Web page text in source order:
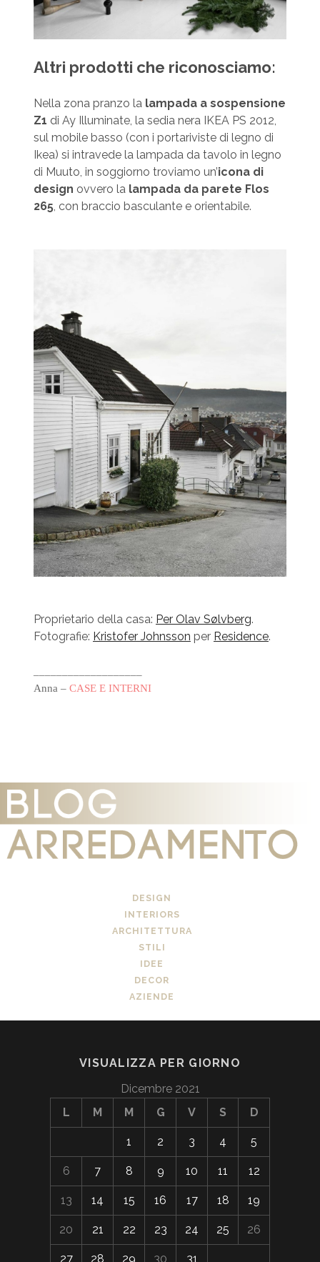
Altri prodotti che riconosciamo:
Nella zona pranzo la lampada a sospensione
Z1 di Ay Illuminate, la sedia nera IKEA PS 2012,
sul mobile basso (con i portariviste di legno di
Ikea) si intravede la lampada da tavolo in legno
di Muuto, in soggiorno troviamo un’icona di
design ovvero la lampada da parete Flos
265, con braccio basculante e orientabile.
Proprietario della casa: Per Olav Sølvberg.
Fotografie: Kristofer Johnsson per Residence.
Anna – CASE E INTERNI
DESIGN
INTERIORS
ARCHITETTURA
STILI
IDEE
DECOR
AZIENDE
VISUALIZZA PER GIORNO
Dicembre 2021
L
M M G V S D
1 2 3 4 5
6 7 8 9 10 11 12
13 14 15 16 17 18 19
20 21 22 23 24 25 26
27 28 29 30 31